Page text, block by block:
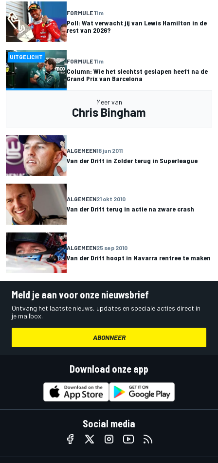
FORMULE 11 m
Poll: Wat verwacht jij van Lewis Hamilton in de
rest van 2026?
UITGELICHT
FORMULE 11 m
Column: Wie het slechtst geslapen heeft na de
Grand Prix van Barcelona
Meer van
Chris Bingham
ALGEMEEN18 jun 2011
Van der Drift in Zolder terug in Superleague
ALGEMEEN21 okt 2010
Van der Drift terug in actie na zware crash
ALGEMEEN25 sep 2010
Van der Drift hoopt in Navarra rentree te maken
Meld je aan voor onze nieuwsbrief
Ontvang het laatste nieuws, updates en speciale acties direct in
je mailbox.
ABONNEER
Download onze app
Social media